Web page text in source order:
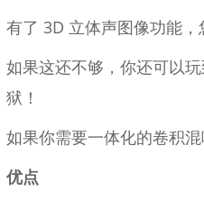
有了 3D 立体声图像功能，
如果这还不够，你还可以
狱！
如果你需要一体化的卷积
优点